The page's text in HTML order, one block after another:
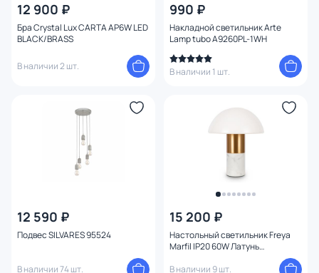
12 900 ₽
Бра Crystal Lux CARTA AP6W LED
BLACK/BRASS
В наличии 2 шт.
990 ₽
Накладной светильник Arte
Lamp tubo A9260PL-1WH
В наличии 1 шт.
12 590 ₽
Подвес SILVARES 95524
В наличии 74 шт.
15 200 ₽
Настольный светильник Freya
Marfil IP20 60W Латунь
В наличии 9 шт.